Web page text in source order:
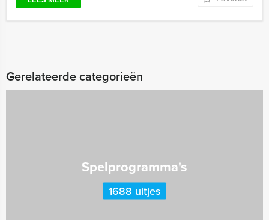
Gerelateerde categorieën
Spelprogramma's
1688 uitjes